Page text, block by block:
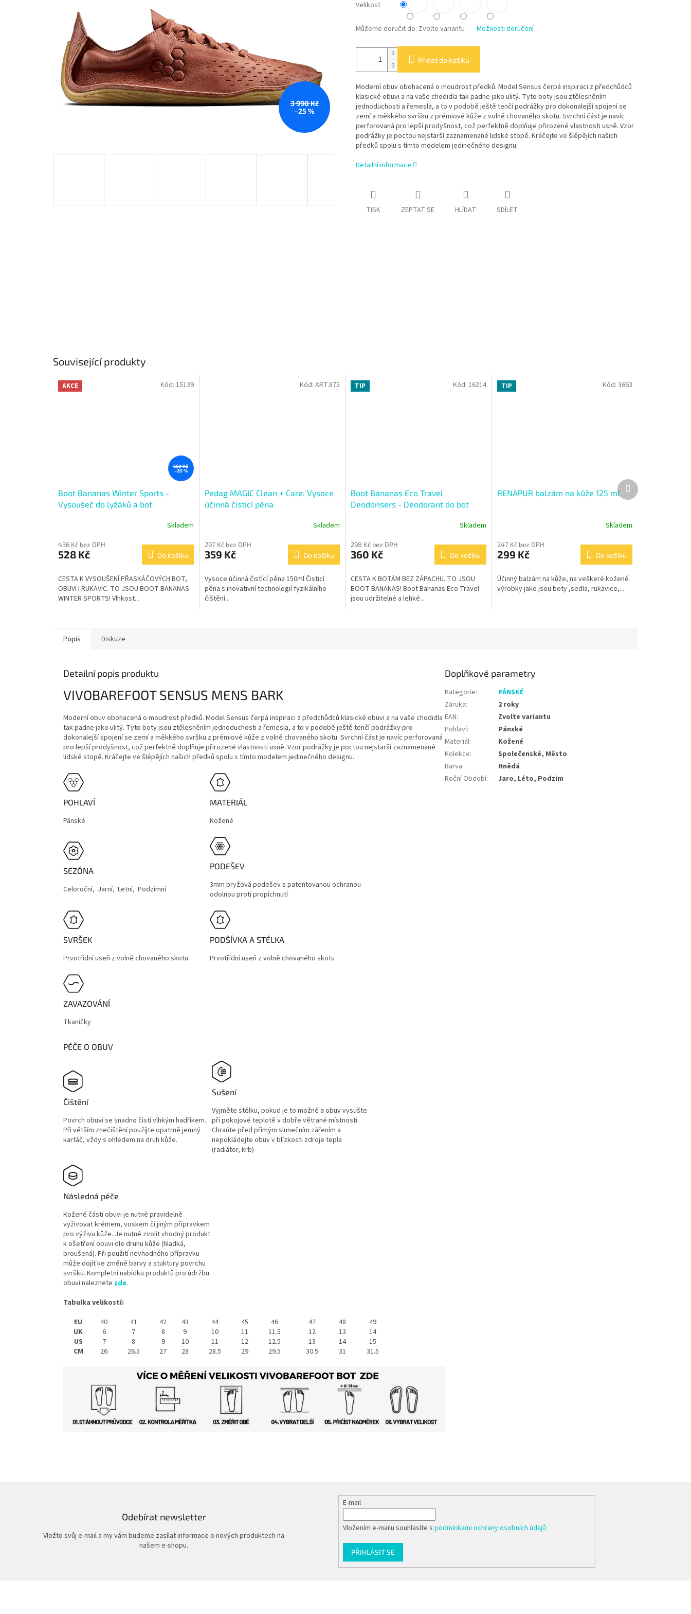
3 990 Kč
–25 %
Velikost
Můžeme doručit do: Zvolte variantu Možnosti doručení
Přidat do košíku
Moderní obuv obohacená o moudrost předků. Model Sensus čerpá inspiraci z předchůdců
klasické obuvi a na vaše chodidla tak padne jako ulitý. Tyto boty jsou ztělesněním
jednoduchosti a řemesla, a to v podobě ještě tenčí podrážky pro dokonalejší spojení se
zemí a měkkého svršku z prémiové kůže z volně chovaného skotu. Svrchní část je navíc
perforovaná pro lepší prodyšnost, což perfektně doplňuje přirozené vlastnosti usně. Vzor
podrážky je poctou nejstarší zaznamenané lidské stopě. Kráčejte ve šlépějích našich
předků spolu s tímto modelem jedinečného designu.
Detailní informace
TISK ZEPTAT SE HLÍDAT SDÍLET
Související produkty
AKCE
660 Kč
–20 %
Boot Bananas Winter Sports -
Vysoušeč do lyžáků a bot
Skladem
436 Kč bez DPH
528 Kč Do košíku
CESTA K VYSOUŠENÍ PŘASKÁČOVÝCH BOT,
OBUVI I RUKAVIC. TO JSOU BOOT BANANAS
WINTER SPORTS! Vlhkost...
Kód: 15139
Pedag MAGIC Clean + Care: Vysoce
účinná čisticí pěna
Skladem
297 Kč bez DPH
359 Kč Do košíku
Vysoce účinná čistící pěna 150ml Čisticí
pěna s inovativní technologií fyzikálního
čištění...
Kód: ART.875 TIP
Boot Bananas Eco Travel
Deodorisers - Deodorant do bot
produktu
je
z
5
hvězdiček.
Skladem
298 Kč bez DPH
360 Kč Do košíku
CESTA K BOTÁM BEZ ZÁPACHU. TO JSOU
BOOT BANANAS! Boot Bananas Eco Travel
jsou udržitelné a lehké...
Kód: 16214 TIP
RENAPUR balzám na kůže 125 ml
produktu
je
z
5
hvězdiček.
Skladem
247 Kč bez DPH
299 Kč Do košíku
Účinný balzám na kůže, na veškeré kožené
výrobky jako jsou boty ,sedla, rukavice,...
Kód: 3663
Další
produkt
Popis Diskuze
Detailní popis produktu
VIVOBAREFOOT SENSUS MENS BARK
Moderní obuv obohacená o moudrost předků. Model Sensus čerpá inspiraci z předchůdců klasické obuvi a na vaše chodidla
tak padne jako ulitý. Tyto boty jsou ztělesněním jednoduchosti a řemesla, a to v podobě ještě tenčí podrážky pro
dokonalejší spojení se zemí a měkkého svršku z prémiové kůže z volně chovaného skotu. Svrchní část je navíc perforovaná
pro lepší prodyšnost, což perfektně doplňuje přirozené vlastnosti usně. Vzor podrážky je poctou nejstarší zaznamenané
lidské stopě. Kráčejte ve šlépějích našich předků spolu s tímto modelem jedinečného designu.
POHLAVÍ
Pánské
MATERIÁL
Kožené
SEZÓNA
Celoroční, Jarní, Letní, Podzimní
PODEŠEV
3mm pryžová podešev s patentovanou ochranou
odolnou proti propíchnutí
SVRŠEK
Prvotřídní useň z volně chovaného skotu
PODŠÍVKA A STÉLKA
Prvotřídní useň z volně chovaného skotu
ZAVAZOVÁNÍ
Tkaničky
PÉČE O OBUV
Čištění
Povrch obuvi se snadno čistí vlhkým hadříkem.
Při větším znečištění použíjte opatrně jemný
kartáč, vždy s ohledem na druh kůže.
Sušení
Vyjměte stélku, pokud je to možné a obuv vysušte
při pokojové teplotě v dobře větrané místnosti.
Chraňte před přímým slunečním zářením a
nepokládejte obuv v blízkosti zdroje tepla
(radiátor, krb)
Následná péče
Kožené části obuvi je nutné pravidelně
vyživovat krémem, voskem či jiným přípravkem
pro výživu kůže. Je nutné zvolit vhodný produkt
k ošetření obuvi dle druhu kůže (hladká,
broušená). Při použití nevhodného přípravku
může dojít ke změně barvy a stuktury povrchu
svršku. Kompletní nabídku produktů pro údržbu
obuvi naleznete zde.
Tabulka velikostí:
EU
40 41 42 43 44 45 46 47 48
49
UK
6 7 8 9 10 11 11.5 12 13
14
US
7 8 9 10 11 12 12.5 13 14
15
CM
26 26.5 27 28 28.5 29 29.5 30.5 31 31.5
Doplňkové parametry
Kategorie:
PÁNSKÉ
Záruka:
2 roky
EAN:
Zvolte variantu
Pohlaví:
Pánské
Materiál:
Kožené
Kolekce:
Společenské, Město
Barva:
Hnědá
Roční Období: Jaro, Léto, Podzim
Odebírat newsletter
Vložte svůj e-mail a my vám budeme zasílat informace o nových produktech na
našem e-shopu.
E-mail
Vložením e-mailu souhlasíte spodmínkami ochrany osobních údajů
PŘIHLÁSIT SE